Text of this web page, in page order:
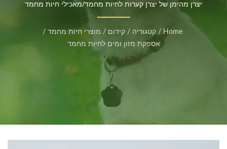
מזון ומים לחיות מחמד
סיטונאי עבור קונים
גלובליים
יצרן מהימן של יצרן קערות לחיות מחמד/מאכילי חיות מחמד
סיטונאיים מותאם אישית במחירים תחרותיים
Home
/ קטגוריה / קידום / מוצרי חיות מחמד /
אספקת מזון ומים לחיות מחמד